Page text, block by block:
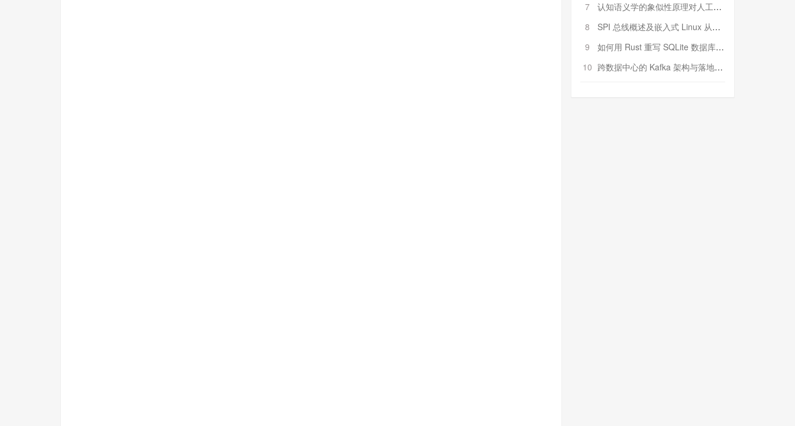
7
认知语义学的象似性原理对人工智能自然语言处理深层语义分析的影响与启示
8
SPI 总线概述及嵌入式 Linux 从属 SPI 设备驱动程序开发（第二部分，实践）
9
如何用 Rust 重写 SQLite 数据库（二）:是否有市场空间？
10 跨数据中心的 Kafka 架构与落地实战